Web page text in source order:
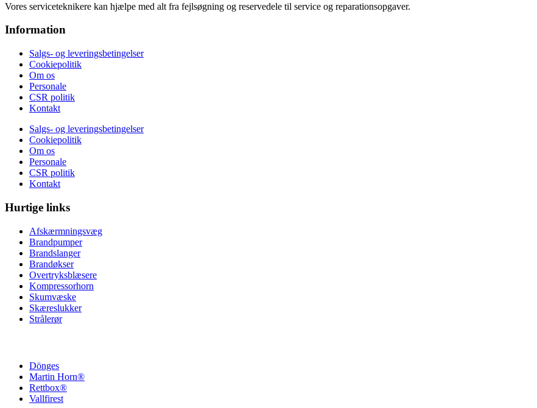
Vores serviceteknikere kan hjælpe med alt fra fejlsøgning og reservedele til service og reparationsopgaver.
Information
Salgs- og leveringsbetingelser
Cookiepolitik
Om os
Personale
CSR politik
Kontakt
Salgs- og leveringsbetingelser
Cookiepolitik
Om os
Personale
CSR politik
Kontakt
Hurtige links
Afskærmningsvæg
Brandpumper
Brandslanger
Brandøkser
Overtryksblæsere
Kompressorhorn
Skumvæske
Skæreslukker
Strålerør
Dönges
Martin Horn®
Rettbox®
Vallfirest